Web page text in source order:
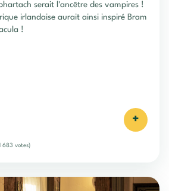
serait l'ancêtre des vampires !
irlandaise aurait ainsi inspiré Bram
!
+
683 votes)